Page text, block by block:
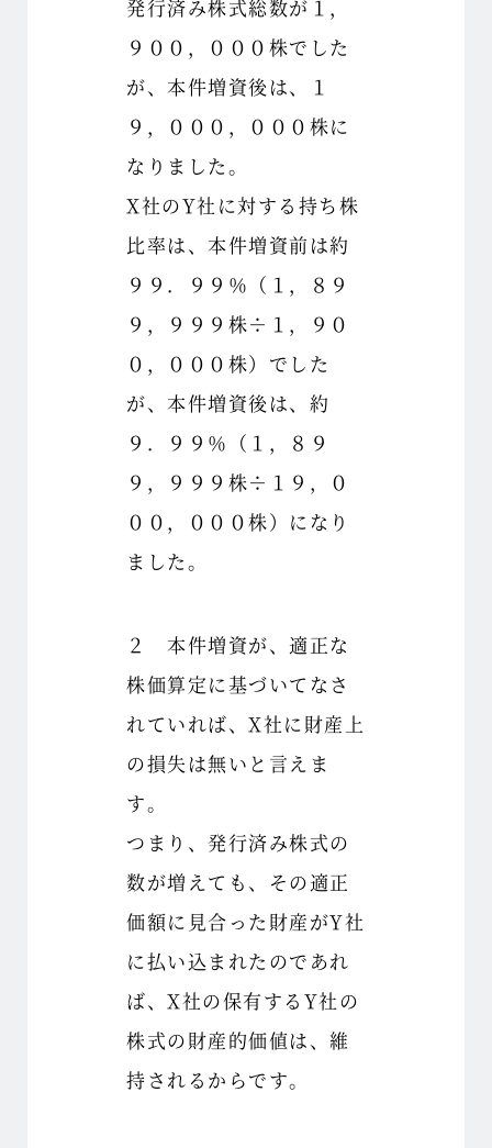
発行済み株式総数が１，
９００，０００株でした
が、本件増資後は、１
９，０００，０００株に
なりました。
X社のY社に対する持ち株
比率は、本件増資前は約
９９．９９％（１，８９
９，９９９株÷１，９０
０，０００株）でした
が、本件増資後は、約
９．９９％（１，８９
９，９９９株÷１９，０
００，０００株）になり
ました。
２ 本件増資が、適正な
株価算定に基づいてなさ
れていれば、X社に財産上
の損失は無いと言えま
す。
つまり、発行済み株式の
数が増えても、その適正
価額に見合った財産がY社
に払い込まれたのであれ
ば、X社の保有するY社の
株式の財産的価値は、維
持されるからです。